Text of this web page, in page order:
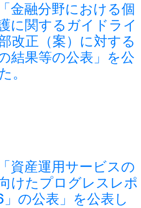
金融分野における個
に関するガイドライ
改正（案）に対する
結果等の公表」を公
。
資産運用サービスの
けたプログレスレポ
の公表」を公表し